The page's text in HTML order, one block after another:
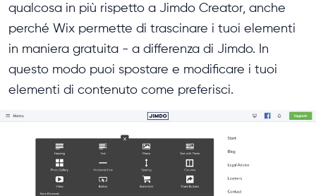
qualcosa in più rispetto a Jimdo Creator, anche
perché Wix permette di trascinare i tuoi elementi
in maniera gratuita - a differenza di Jimdo. In
questo modo puoi spostare e modificare i tuoi
elementi di contenuto come preferisci.